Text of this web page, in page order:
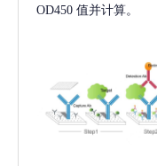
OD450 值并计算。